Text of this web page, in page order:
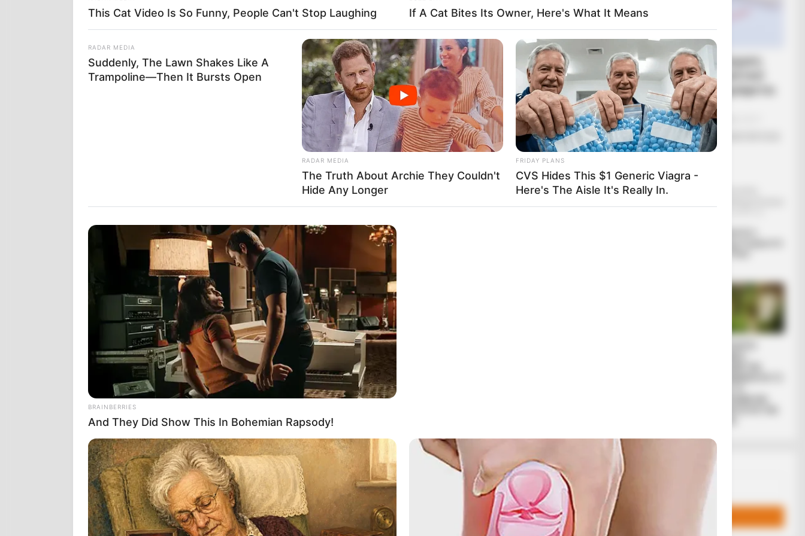
Giorgia Bitakou A
Εμβόλια ευθανασίας χαρακτήρισε τα εμβόλια mRNA covid o Παπαδόπουλος και είπε πως
ποτέ δεν ήταν υποχρεωτικά μέσα στην Βουλή που ανέφερε χαρακτηριστικά “γελάγε ο
εκεί μέσα” .
Ως γιατρός που είναι διευκρίνησε πως δεν πληρούσαν ούτε μια προδιαγραφή για να βγούνε
στο εμπόριο και πόσο μάλλον να επιβληθούν (χρόνο δοκιμών, αποτελεσματικότητα κλπ), δεν
υπάρχει ούτε ένας άνθρωπος που να το έχει κάνει εξάλλου και να μην έχει νοσήσει και
ΕΠΕΙΓΟΝ: Στην απόφαση
ΑΠΑΓΟΡΕΥΣΗΣ rapid test
από τον Ε.Ο.Φ αναγράφεται
καθαρά ότι...
Σάββατο, 27 Αυγούστου 2022, 10:17
ΕΠΕΙΓΟΝ: Στην απόφαση ΑΠΑΓΟΡΕΥΣΗΣ
rapid...
This Cat Video Is So Funny, People Can't Stop Laughing If A Cat Bites Its Owner, Here's What It Means
RADAR MEDIA
Suddenly, The Lawn Shakes Like A
Trampoline—Then It Bursts Open
RADAR MEDIA
The Truth About Archie They Couldn't
Hide Any Longer
FRIDAY PLANS
CVS Hides This $1 Generic Viagra -
Here's The Aisle It's Really In.
BRAINBERRIES
And They Did Show This In Bohemian Rapsody!